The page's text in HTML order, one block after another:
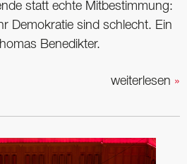
statt echte Mitbestimmung:
Demokratie sind schlecht. Ein
Benedikter.
weiterlesen »